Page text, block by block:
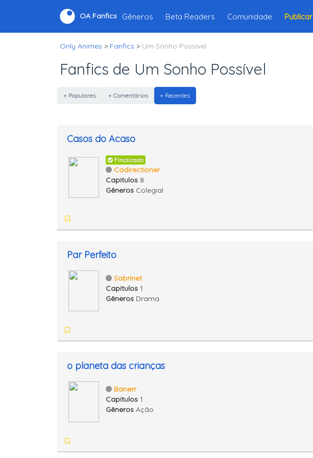
OA Fanfics Gêneros Beta Readers Comunidade Publicar
Only Animes > Fanfics > Um Sonho Possível
Fanfics de Um Sonho Possível
+ Populares + Comentários + Recentes
Casos do Acaso
Finalizada
Cadirectioner
Capitulos 8
Gêneros Colegial
Par Perfeito
Sabrinet
Capitulos 1
Gêneros Drama
o planeta das crianças
Banerr
Capitulos 1
Gêneros Ação